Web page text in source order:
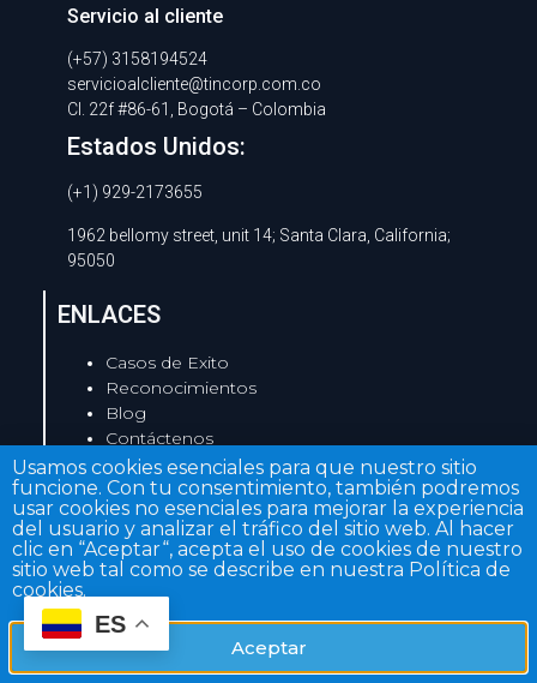
Servicio al cliente
(+57) 3158194524
servicioalcliente@tincorp.com.co
Cl. 22f #86-61, Bogotá – Colombia
Estados Unidos:
(+1) 929-2173655
1962 bellomy street, unit 14; Santa Clara, California;
95050
ENLACES
Casos de Exito
Reconocimientos
Blog
Contáctenos
Términos y condiciones
Declaración de Tratamiento de Información
Personal
Aviso de Privacidad
Opina sobre nosotros
ES
Usamos cookies esenciales para que nuestro sitio
funcione. Con tu consentimiento, también podremos
usar cookies no esenciales para mejorar la experiencia
del usuario y analizar el tráfico del sitio web. Al hacer
clic en “Aceptar“, acepta el uso de cookies de nuestro
sitio web tal como se describe en nuestra Política de
cookies.
Aceptar